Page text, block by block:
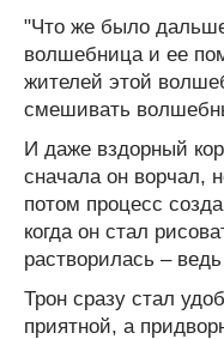
"Что же было
волшебница и ее
жителей этой
смешивать
И даже вздорный
сначала он ворчал,
потом процесс
когда он стал
растворилась –
Трон сразу стал
приятной, а